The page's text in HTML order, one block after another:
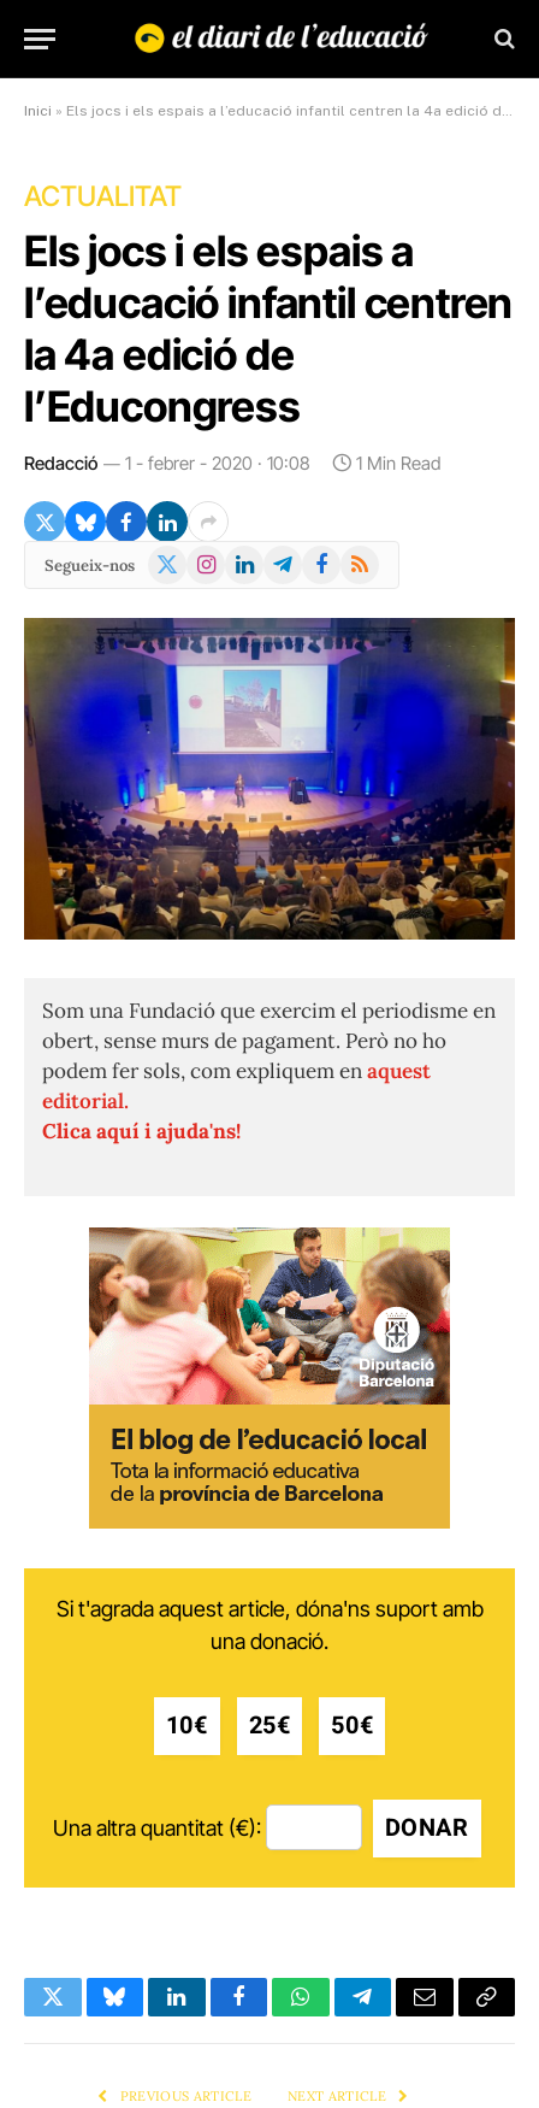
Inici » Els jocs i els espais a l’educació infantil centren la 4a edició de l’Educongress
ACTUALITAT
Els jocs i els espais a
l’educació infantil centren
la 4a edició de
l’Educongress
Redacció 1 - febrer - 2020 · 10:08 1 Min Read
Segueix-nos
X
Instagram
LinkedInTelegramFacebook
RSS
Som una Fundació que exercim el periodisme en
obert, sense murs de pagament. Però no ho
podem fer sols, com expliquem enaquest
editorial.
Clica aquí i ajuda'ns!
Si t'agrada aquest article, dóna'ns suport amb
una donació.
10€ 25€ 50€
Una altra quantitat (€): DONAR
TwitterBlueskyLinkedInFacebookWhatsAppTelegramEmail Copy
PREVIOUS ARTICLE NEXT ARTICLE